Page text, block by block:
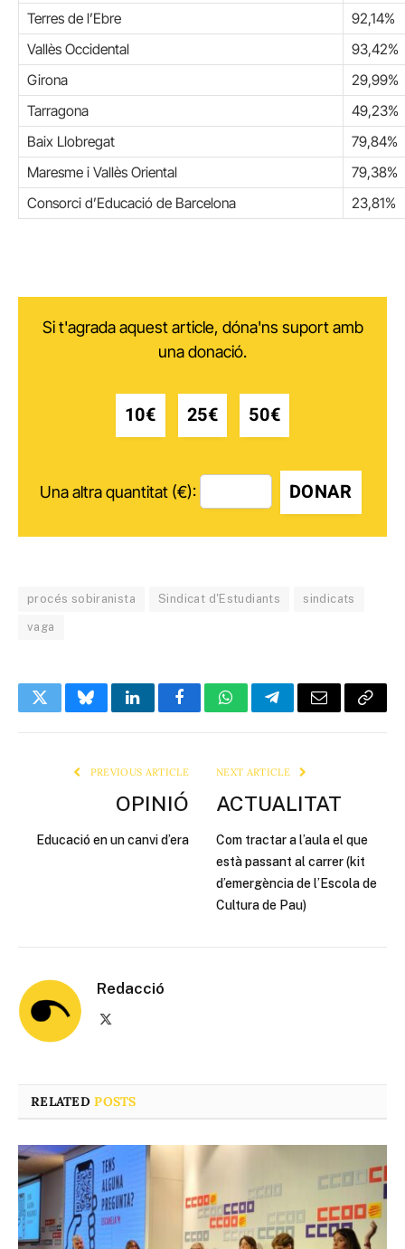
Terres de l’Ebre
92,14%
Vallès Occidental
93,42%
Girona
29,99%
Tarragona
49,23%
Baix Llobregat
79,84%
Maresme i Vallès Oriental
79,38%
Consorci d’Educació de Barcelona
23,81%
Si t'agrada aquest article, dóna'ns suport amb
una donació.
10€ 25€ 50€
Una altra quantitat (€): DONAR
procés sobiranista Sindicat d'Estudiants sindicats
vaga
TwitterBlueskyLinkedInFacebookWhatsAppTelegramEmail Copy
PREVIOUS ARTICLE
OPINIÓ
Educació en un canvi d’era
NEXT ARTICLE
ACTUALITAT
Com tractar a l’aula el que
està passant al carrer (kit
d’emergència de l’Escola de
Cultura de Pau)
Redacció
RELATEDPOSTS